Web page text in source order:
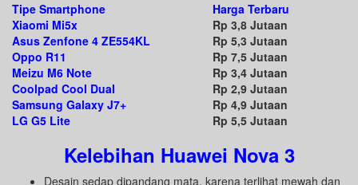
Tipe Smartphone
Harga Terbaru
Xiaomi Mi5x
Rp 3,8 Jutaan
Asus Zenfone 4 ZE554KL
Rp 5,3 Jutaan
Oppo R11
Rp 7,5 Jutaan
Meizu M6 Note
Rp 3,4 Jutaan
Coolpad Cool Dual
Rp 2,9 Jutaan
Samsung Galaxy J7+
Rp 4,9 Jutaan
LG G5 Lite
Rp 5,5 Jutaan
Kelebihan Huawei Nova 3
Desain sedap dipandang mata, karena terlihat mewah dan